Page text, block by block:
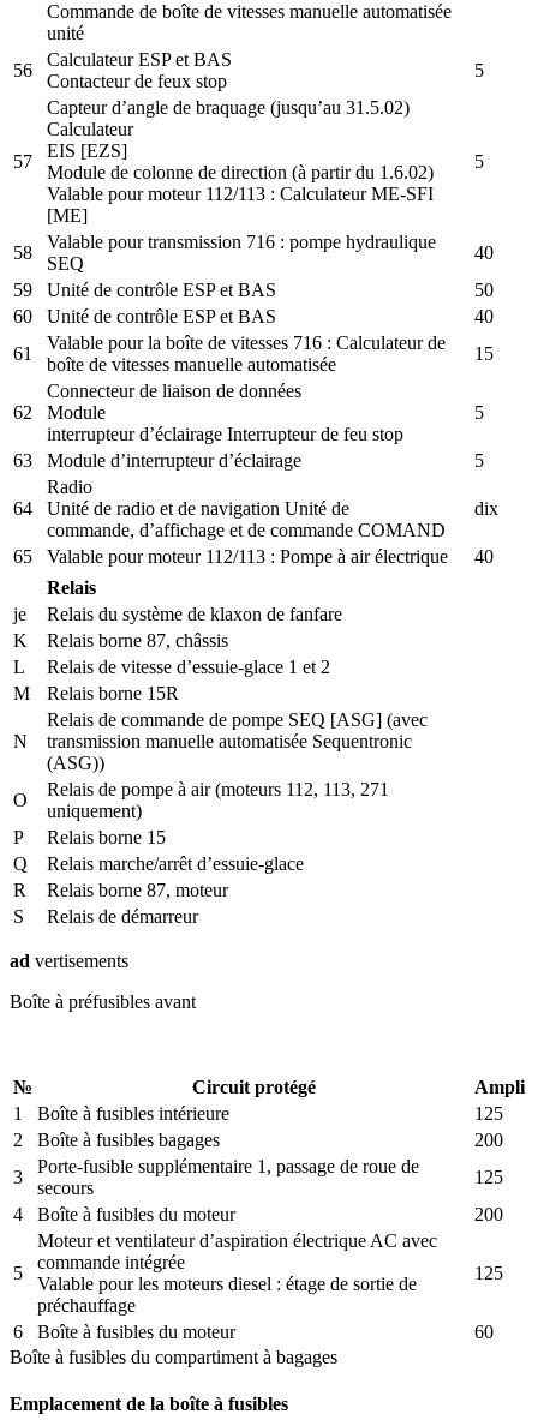
Commande de boîte de vitesses manuelle automatisée
unité
56
Calculateur ESP et BAS
Contacteur de feux stop
5
57
Capteur d’angle de braquage (jusqu’au 31.5.02)
Calculateur
EIS [EZS]
Module de colonne de direction (à partir du 1.6.02)
Valable pour moteur 112/113 : Calculateur ME-SFI
[ME]
5
58
Valable pour transmission 716 : pompe hydraulique
SEQ
40
59
Unité de contrôle ESP et BAS
50
60
Unité de contrôle ESP et BAS
40
61
Valable pour la boîte de vitesses 716 : Calculateur de
boîte de vitesses manuelle automatisée
15
62
Connecteur de liaison de données
Module
interrupteur d’éclairage Interrupteur de feu stop
5
63 Module d’interrupteur d’éclairage 5
64
Radio
Unité de radio et de navigation Unité de
commande, d’affichage et de commande COMAND
dix
65 Valable pour moteur 112/113 : Pompe à air électrique
40
Relais
je
Relais du système de klaxon de fanfare
K
Relais borne 87, châssis
L
Relais de vitesse d’essuie-glace 1 et 2
M
Relais borne 15R
N
Relais de commande de pompe SEQ [ASG] (avec
transmission manuelle automatisée Sequentronic
(ASG))
O
Relais de pompe à air (moteurs 112, 113, 271
uniquement)
P
Relais borne 15
Q
Relais marche/arrêt d’essuie-glace
R
Relais borne 87, moteur
S
Relais de démarreur
ad vertisements
Boîte à préfusibles avant
№ Circuit protégé
Ampli
1
Boîte à fusibles intérieure
125
2
Boîte à fusibles bagages
200
3
Porte-fusible supplémentaire 1, passage de roue de
secours
125
4
Boîte à fusibles du moteur 200
5
Moteur et ventilateur d’aspiration électrique AC avec
commande intégrée
Valable pour les moteurs diesel : étage de sortie de
préchauffage
125
6 Boîte à fusibles du moteur
60
Boîte à fusibles du compartiment à bagages
Emplacement de la boîte à fusibles